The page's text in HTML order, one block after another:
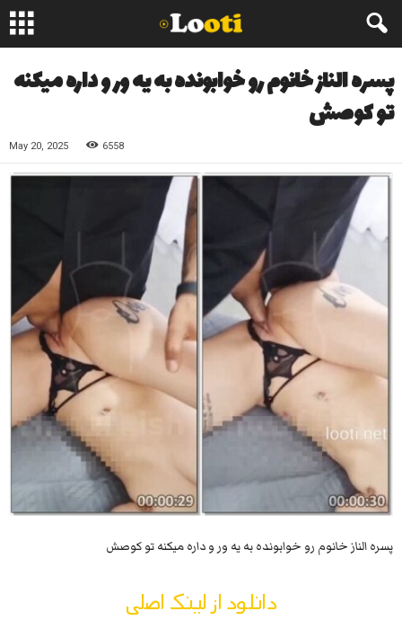
پسره الناز خانوم رو خوابونده به یه ور و داره میکنه
تو کوصش
May 20, 2025 6558
پسره الناز خانوم رو خوابونده به یه ور و داره میکنه تو کوصش
دانلود از لینک اصلی